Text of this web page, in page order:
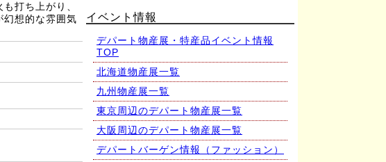
打ち上がり、
幻想的な雰囲気
イベント情報
デパート物産展・特産品イベント情報
TOP
北海道物産展一覧
九州物産展一覧
東京周辺のデパート物産展一覧
大阪周辺のデパート物産展一覧
デパートバーゲン情報（ファッション）